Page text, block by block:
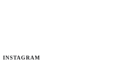
INSTAGRAM